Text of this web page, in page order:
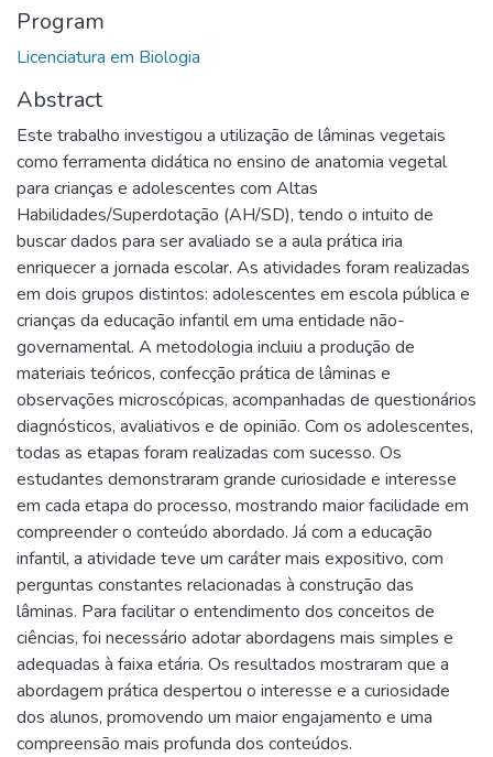
Program
Licenciatura em Biologia
Abstract
Este trabalho investigou a utilização de lâminas vegetais
como ferramenta didática no ensino de anatomia vegetal
para crianças e adolescentes com Altas
Habilidades/Superdotação (AH/SD), tendo o intuito de
buscar dados para ser avaliado se a aula prática iria
enriquecer a jornada escolar. As atividades foram realizadas
em dois grupos distintos: adolescentes em escola pública e
crianças da educação infantil em uma entidade não-
governamental. A metodologia incluiu a produção de
materiais teóricos, confecção prática de lâminas e
observações microscópicas, acompanhadas de questionários
diagnósticos, avaliativos e de opinião. Com os adolescentes,
todas as etapas foram realizadas com sucesso. Os
estudantes demonstraram grande curiosidade e interesse
em cada etapa do processo, mostrando maior facilidade em
compreender o conteúdo abordado. Já com a educação
infantil, a atividade teve um caráter mais expositivo, com
perguntas constantes relacionadas à construção das
lâminas. Para facilitar o entendimento dos conceitos de
ciências, foi necessário adotar abordagens mais simples e
adequadas à faixa etária. Os resultados mostraram que a
abordagem prática despertou o interesse e a curiosidade
dos alunos, promovendo um maior engajamento e uma
compreensão mais profunda dos conteúdos.